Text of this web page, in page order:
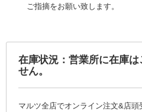
ご指摘をお願い致します。
在庫状況：営業所に在庫は
せん。
マルツ全店でオンライン注文&店頭